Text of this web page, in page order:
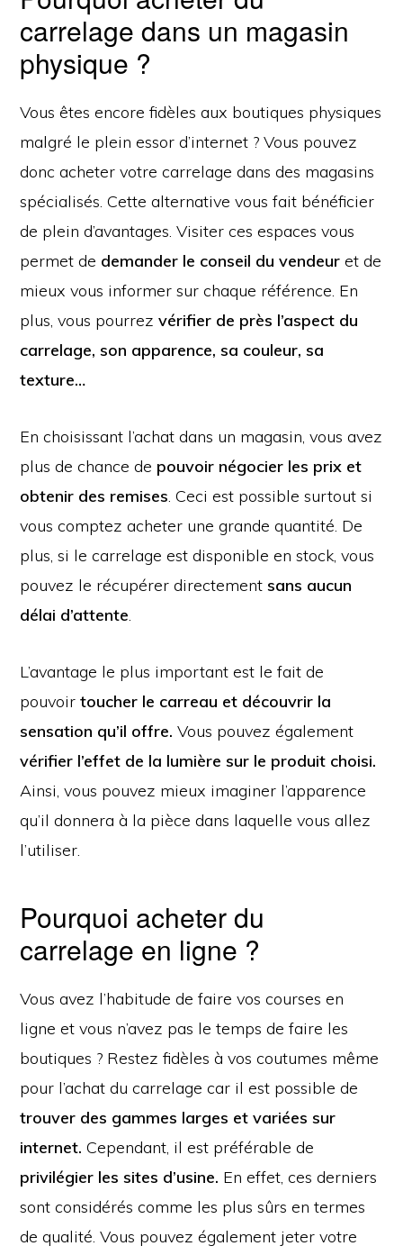
carrelage dans un magasin
physique ?
Vous êtes encore fidèles aux boutiques physiques
malgré le plein essor d’internet ? Vous pouvez
donc acheter votre carrelage dans des magasins
spécialisés. Cette alternative vous fait bénéficier
de plein d’avantages. Visiter ces espaces vous
permet de demander le conseil du vendeuret de
mieux vous informer sur chaque référence. En
plus, vous pourrezvérifier de près l’aspect du
carrelage, son apparence, sa couleur, sa
texture…
En choisissant l’achat dans un magasin, vous avez
plus de chance de pouvoir négocier les prix et
obtenir des remises. Ceci est possible surtout si
vous comptez acheter une grande quantité. De
plus, si le carrelage est disponible en stock, vous
pouvez le récupérer directementsans aucun
délai d’attente.
L’avantage le plus important est le fait de
pouvoir toucher le carreau et découvrir la
sensation qu’il offre.Vous pouvez également
vérifier l’effet de la lumière sur le produit choisi.
Ainsi, vous pouvez mieux imaginer l’apparence
qu’il donnera à la pièce dans laquelle vous allez
l’utiliser.
Pourquoi acheter du
carrelage en ligne ?
Vous avez l’habitude de faire vos courses en
ligne et vous n’avez pas le temps de faire les
boutiques ? Restez fidèles à vos coutumes même
pour l’achat du carrelage car il est possible de
trouver des gammes larges et variées sur
internet. Cependant, il est préférable de
privilégier les sites d’usine. En effet, ces derniers
sont considérés comme les plus sûrs en termes
de qualité. Vous pouvez également jeter votre